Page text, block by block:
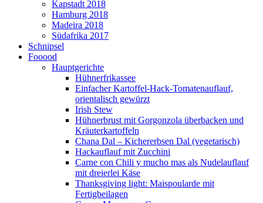
Kapstadt 2018
Hamburg 2018
Madeira 2018
Südafrika 2017
Schnipsel
Fooood
Hauptgerichte
Hühnerfrikassee
Einfacher Kartoffel-Hack-Tomatenauflauf,
orientalisch gewürzt
Irish Stew
Hühnerbrust mit Gorgonzola überbacken und
Kräuterkartoffeln
Chana Dal – Kichererbsen Dal (vegetarisch)
Hackauflauf mit Zucchini
Carne con Chili y mucho mas als Nudelauflauf
mit dreierlei Käse
Thanksgiving light: Maispoularde mit
Fertigbeilagen